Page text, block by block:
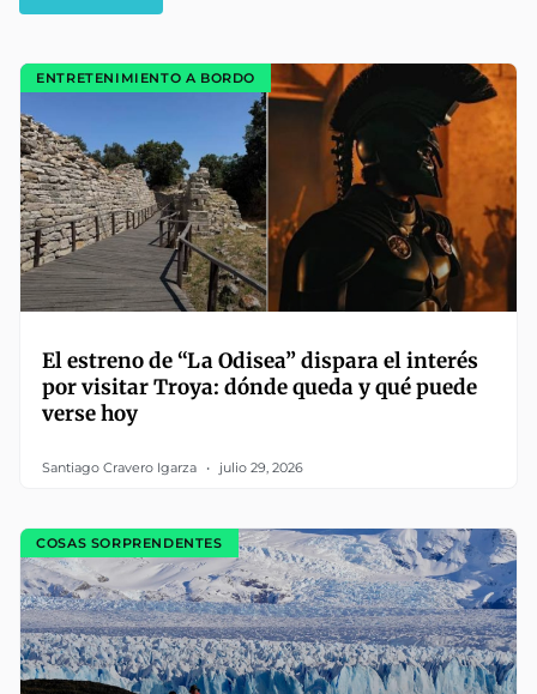
ENTRETENIMIENTO A BORDO
El estreno de “La Odisea” dispara el interés
por visitar Troya: dónde queda y qué puede
verse hoy
Santiago Cravero Igarza julio 29, 2026
COSAS SORPRENDENTES